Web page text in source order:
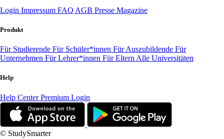
Login Impressum FAQ AGB Presse Magazine
Produkt
Für Studierende Für Schüler*innen Für Auszubildende Für
Unternehmen Für Lehrer*innen Für Eltern Alle Universitäten
Help
Help CenterPremium Login
© StudySmarter